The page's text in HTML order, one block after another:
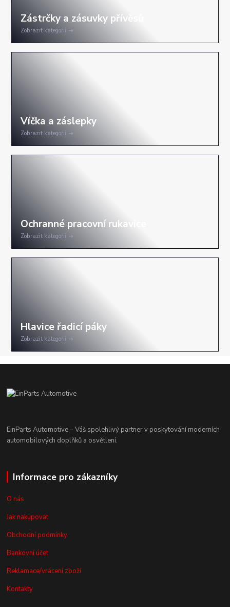
Zobrazit kategorii
Zobrazit kategorii
Zobrazit kategorii
Zobrazit kategorii
EinParts Automotive – Váš spolehlivý partner v poskytování moderních
automobilových doplňků a osvětlení.
Informace pro zákazníky
O nás
Jak nakupovat
Obchodní podmínky
Bankovní účet
Reklamace/vrácení zboží
Kontakty